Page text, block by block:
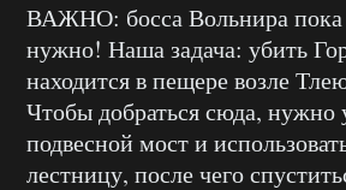
ВАЖНО: босса Вольнира пока
нужно! Наша задача: убить
находится в пещере возле
Чтобы добраться сюда, нужно
подвесной мост и
лестницу, после чего